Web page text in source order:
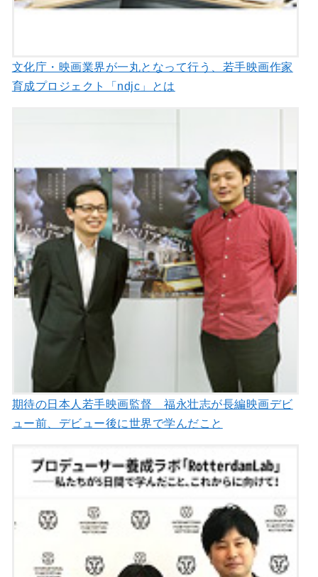
文化庁・映画業界が一丸となって行う、若手映画作家
育成プロジェクト「ndjc」とは
期待の日本人若手映画監督 福永壮志が長編映画デビ
ュー前、デビュー後に世界で学んだこと